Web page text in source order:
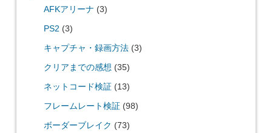
AFKアリーナ (3)
PS2 (3)
キャプチャ・録画方法(3)
クリアまでの感想 (35)
ネットコード検証 (13)
フレームレート検証 (98)
ボーダーブレイク (73)